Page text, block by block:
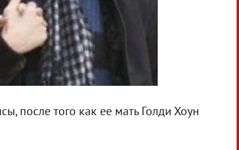
после того как ее мать Голди Хоун